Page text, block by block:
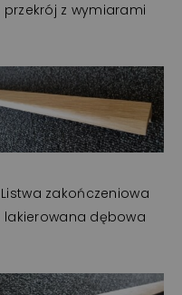
przekrój z wymiarami
Listwa zakończeniowa
lakierowana dębowa